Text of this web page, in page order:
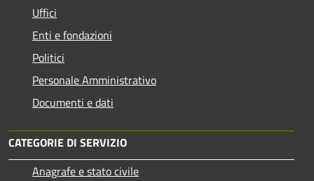
Uffici
Enti e fondazioni
Politici
Personale Amministrativo
Documenti e dati
CATEGORIE DI SERVIZIO
Anagrafe e stato civile